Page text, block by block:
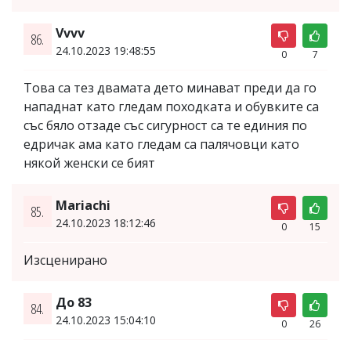
86. Vvvv
24.10.2023 19:48:55 0 7
Това са тез двамата дето минават преди да го
нападнат като гледам походката и обувките са
със бяло отзаде със сигурност са те единия по
едричак ама като гледам са палячовци като
някой женски се бият
85. Mariachi
24.10.2023 18:12:46 0 15
Изсценирано
84. До 83
24.10.2023 15:04:10 0 26